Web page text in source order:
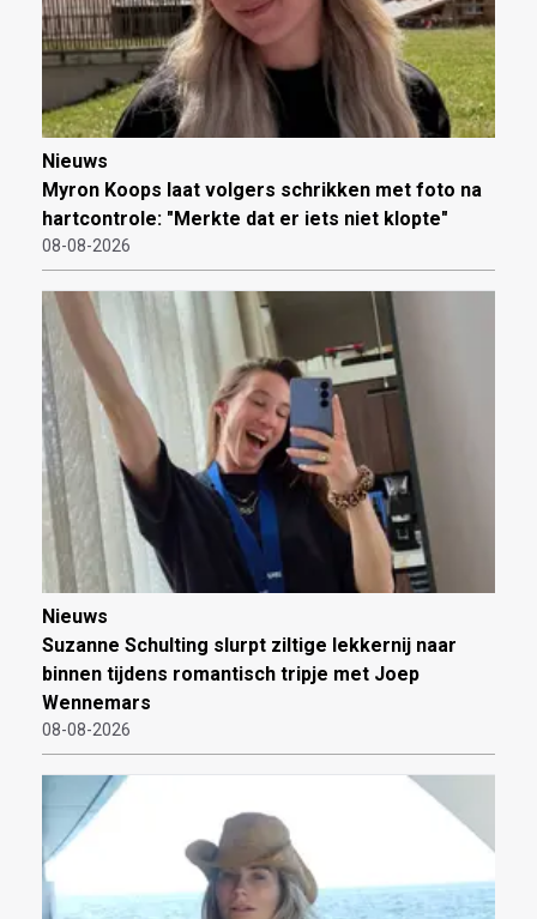
Nieuws
Myron Koops laat volgers schrikken met foto na
hartcontrole: "Merkte dat er iets niet klopte"
08-08-2026
Nieuws
Suzanne Schulting slurpt ziltige lekkernij naar
binnen tijdens romantisch tripje met Joep
Wennemars
08-08-2026